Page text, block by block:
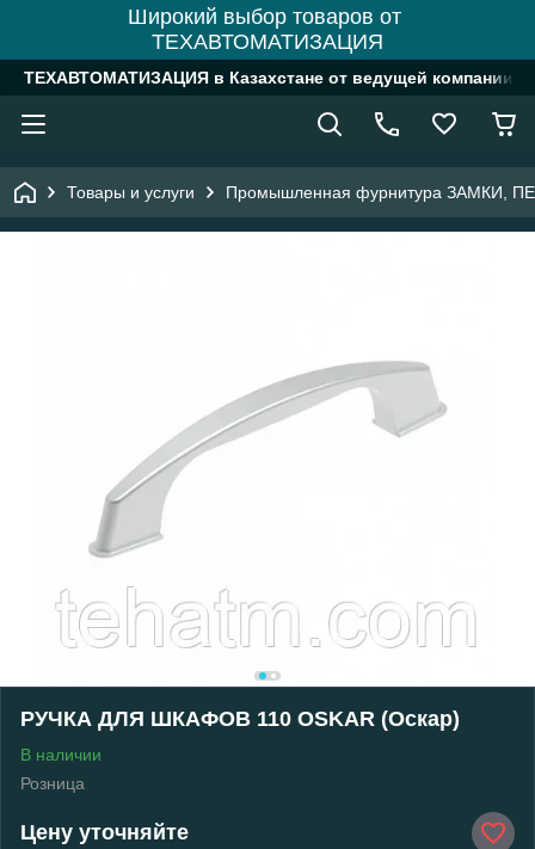
Широкий выбор товаров от
ТЕХАВТОМАТИЗАЦИЯ
ТЕХАВТОМАТИЗАЦИЯ в Казахстане от ведущей компании
Товары и услуги Промышленная фурнитура ЗАМКИ,
РУЧКА ДЛЯ ШКАФОВ 110 OSKAR (Оскар)
В наличии
Розница
Цену уточняйте